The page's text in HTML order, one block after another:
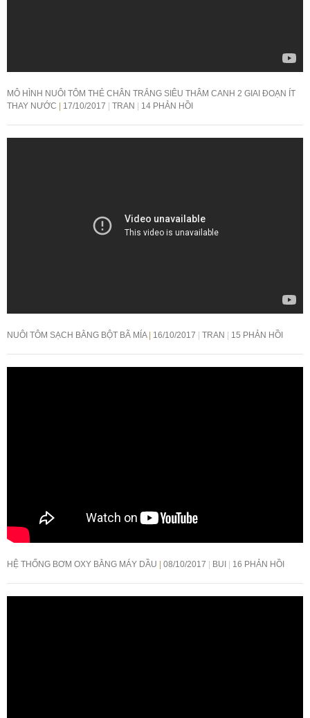
MÔ HÌNH NUÔI TÔM THẺ CHÂN TRẮNG SIÊU THÂM CANH 2 GIAI ĐOẠN ÍT
THAY NƯỚC
17/10/2017 TRAN 14 PHẢN HỒI
NUÔI TÔM SẠCH BẰNG BỘT BÃ MÍA 16/10/2017 TRAN 15 PHẢN HỒI
HỆ THỐNG BƠM OXY BẰNG MÁY DẦU 08/10/2017 BUI 16 PHẢN HỒI